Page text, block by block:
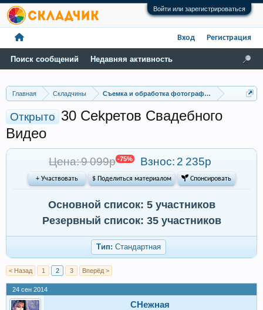
Войти или зарегистрироваться
Главная Складчины Съемка и обработка фотографий
Открыто 30 Cеkретов Свaдeбнoго
Видeo
Цена: 9 099р -75% Взнос: 2 235р
+ Участвовать $ Поделиться материалом  Спонсировать
Основной список: 5 участников
Резервный список: 35 участников
Тип: Стандартная
< Назад 1 2 3 Вперёд >
24 сен 2014
СНежная
Поиск сообщений Недавняя активность
Вход Регистрация